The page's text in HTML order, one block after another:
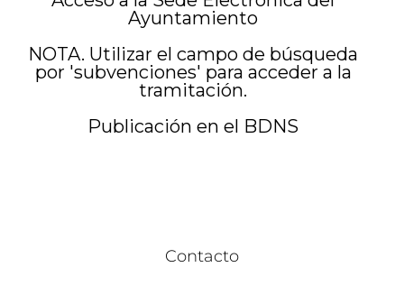
Ayuntamiento
NOTA. Utilizar el campo de búsqueda
por 'subvenciones' para acceder a la
tramitación.
Publicación en el BDNS
Contacto